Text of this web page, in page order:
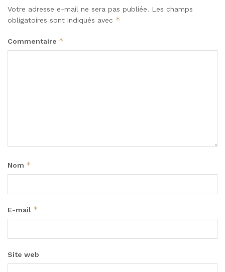
Votre adresse e-mail ne sera pas publiée. Les champs
obligatoires sont indiqués avec *
Commentaire *
Nom *
E-mail *
Site web